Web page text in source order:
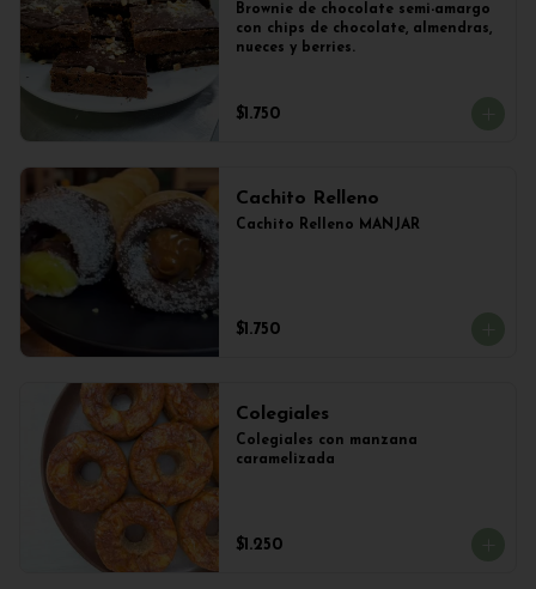
Brownie de chocolate semi-amargo
con chips de chocolate, almendras,
nueces y berries.
$1.750
Cachito Relleno
Cachito Relleno MANJAR
$1.750
Colegiales
Colegiales con manzana
caramelizada
$1.250